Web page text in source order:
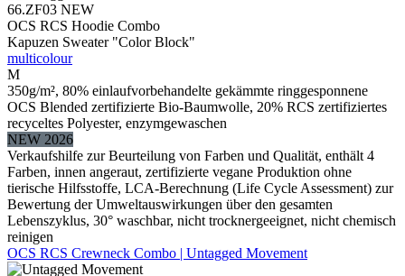
66.ZF03 NEW
OCS RCS Hoodie Combo
Kapuzen Sweater "Color Block"
multicolour
M
350g/m², 80% einlaufvorbehandelte gekämmte ringgesponnene
OCS Blended zertifizierte Bio-Baumwolle, 20% RCS zertifiziertes
recyceltes Polyester, enzymgewaschen
NEW 2026
Verkaufshilfe zur Beurteilung von Farben und Qualität, enthält 4
Farben, innen angeraut, zertifizierte vegane Produktion ohne
tierische Hilfsstoffe, LCA-Berechnung (Life Cycle Assessment) zur
Bewertung der Umweltauswirkungen über den gesamten
Lebenszyklus, 30° waschbar, nicht trocknergeeignet, nicht chemisch
reinigen
OCS RCS Crewneck Combo | Untagged Movement